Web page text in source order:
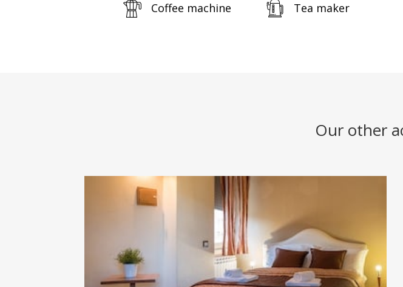
Coffee machine Tea maker
Our other